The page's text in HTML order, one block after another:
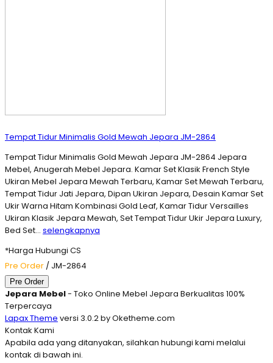
Tempat Tidur Minimalis Gold Mewah Jepara JM-2864
Tempat Tidur Minimalis Gold Mewah Jepara JM-2864 Jepara
Mebel, Anugerah Mebel Jepara. Kamar Set Klasik French Style
Ukiran Mebel Jepara Mewah Terbaru, Kamar Set Mewah Terbaru,
Tempat Tidur Jati Jepara, Dipan Ukiran Jepara, Desain Kamar Set
Ukir Warna Hitam Kombinasi Gold Leaf, Kamar Tidur Versailles
Ukiran Klasik Jepara Mewah, Set Tempat Tidur Ukir Jepara Luxury,
Bed Set… selengkapnya
*Harga Hubungi CS
Pre Order / JM-2864
Pre Order
Jepara Mebel- Toko Online Mebel Jepara Berkualitas 100%
Terpercaya
Lapax Theme versi 3.0.2 by Oketheme.com
Kontak Kami
Apabila ada yang ditanyakan, silahkan hubungi kami melalui
kontak di bawah ini.